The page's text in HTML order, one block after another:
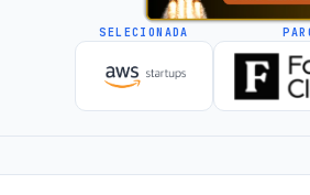
SELECIONADA